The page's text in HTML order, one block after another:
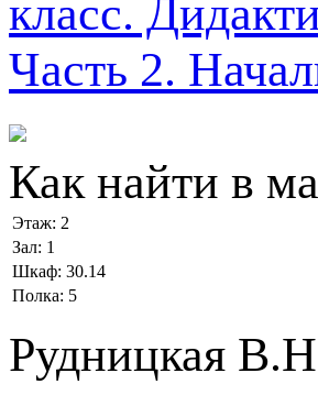
Как найти в
Этаж: 2
Зал: 1
Шкаф: 30.14
Полка: 5
Рудницкая